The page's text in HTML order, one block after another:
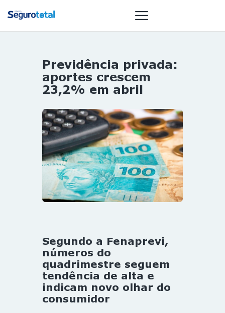
NOTÍCIAS
REVISTA
GAIVOTA DE
OURO
ST SUMMIT
MULHERES
GESTORAS
HOMEST
HOME
Previdência privada:
aportes crescem
23,2% em abril
Segundo a Fenaprevi,
números do
quadrimestre seguem
tendência de alta e
indicam novo olhar do
consumidor